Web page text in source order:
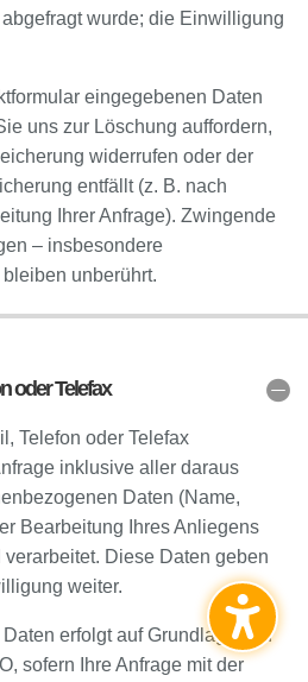
wurde; die Einwilligung
eingegebenen Daten
uns zur Löschung auffordern,
widerrufen oder der
entfällt (z. B. nach
Ihrer Anfrage). Zwingende
– insbesondere
unberührt.
oder Telefax
Telefon oder Telefax
inklusive aller daraus
Daten (Name,
Bearbeitung Ihres Anliegens
Diese Daten geben
weiter.
erfolgt auf Grundlage von
sofern Ihre Anfrage mit der